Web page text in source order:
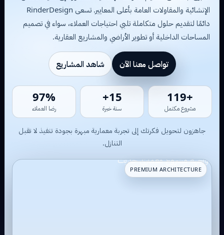
الإنشائية والمقاولات العامة بأعلى المعايير. تسعى RinderDesign
دائمًا لتقديم حلول متكاملة تلبي احتياجات العملاء، سواء في تصميم
المساحات الداخلية أو تطوير الأراضي والمشاريع العقارية.
تواصل معنا الآن شاهد المشاريع
+116
مشروع مكتمل
14+
سنة خبرة
93%
رضا العملاء
جاهزون لتحويل فكرتك إلى تجربة معمارية مبهرة بجودة تنفيذ لا تقبل
التنازل.
PREMIUM ARCHITECTURE